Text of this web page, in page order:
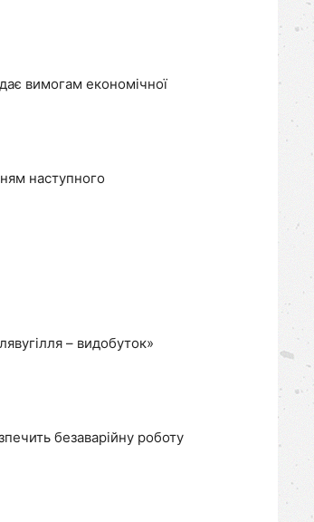
вимогам економічної
наступного
– видобуток»
безаварійну роботу